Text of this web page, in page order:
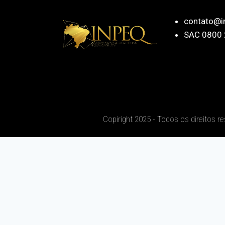
SAC
Copiright 2025 - Todos os direitos